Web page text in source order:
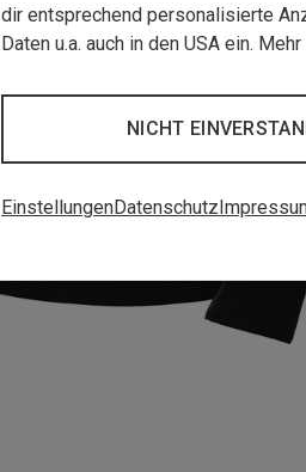
dir entsprechend personalisierte
Daten u.a. auch in den USA ein.
NICHT
EinstellungenDatenschutz